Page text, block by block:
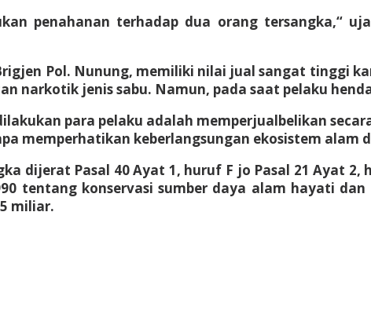
penahanan terhadap dua orang tersangka,“
Pol. Nunung, memiliki nilai jual sangat tinggi
narkotik jenis sabu. Namun, pada saat pelaku
para pelaku adalah memperjualbelikan
memperhatikan keberlangsungan ekosistem alam
dijerat Pasal 40 Ayat 1, huruf F jo Pasal 21 Ayat
tentang konservasi sumber daya alam hayati
miliar.